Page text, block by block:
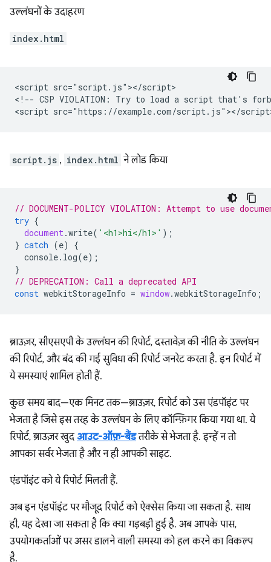
उल्लंघनों के उदाहरण
index.html
<script src="script.js"></script>
<!-- CSP VIOLATION: Try to load a script that's
script.js , index.html ने लोड किया
// DOCUMENT-POLICY VIOLATION: Attempt to use
try {
document .write( '<h1>hi</h1>' );
} catch (e)
{
console. log(e);
}
// DEPRECATION: Call a deprecated API
const webkitStorageInfo = window.webkitStorageInfo ;
ब्राउज़र, सीएसएपी के उल्लंघन की रिपोर्ट, दस्तावेज़ की नीति के उल्लंघन
की रिपोर्ट, और बंद की गई सुविधा की रिपोर्ट जनरेट करता है. इन रिपोर्ट में
ये समस्याएं शामिल होती हैं.
कुछ समय बाद—एक मिनट तक—ब्राउज़र, रिपोर्ट को उस एंडपॉइंट पर
भेजता है जिसे इस तरह के उल्लंघन के लिए कॉन्फ़िगर किया गया था. ये
रिपोर्ट, ब्राउज़र खुद आउट-ऑफ़-बैंडतरीके से भेजता है. इन्हें न तो
आपका सर्वर भेजता है और न ही आपकी साइट.
एंडपॉइंट को ये रिपोर्ट मिलती हैं.
अब इन एंडपॉइंट पर मौजूद रिपोर्ट को ऐक्सेस किया जा सकता है. साथ
ही, यह देखा जा सकता है कि क्या गड़बड़ी हुई है. अब आपके पास,
उपयोगकर्ताओं पर असर डालने वाली समस्या को हल करने का विकल्प
है.